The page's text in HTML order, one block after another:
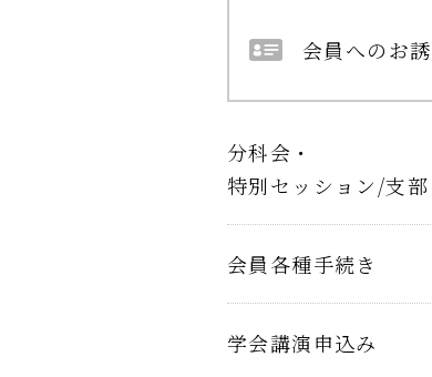
会員へのお
分科会・
特別セッション/支部
会員各種手続き
学会講演申込み